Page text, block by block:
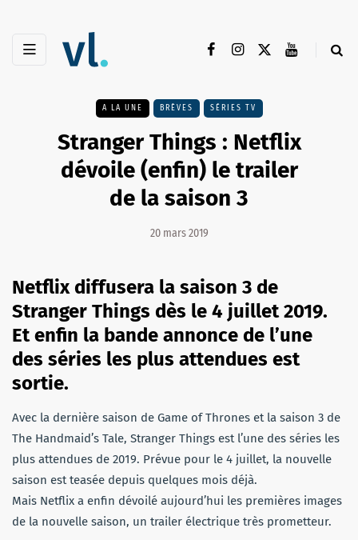
A LA UNE BRÈVES SÉRIES TV
Stranger Things : Netflix
dévoile (enfin) le trailer
de la saison 3
20 mars 2019
Netflix diffusera la saison 3 de
Stranger Things dès le 4 juillet 2019.
Et enfin la bande annonce de l’une
des séries les plus attendues est
sortie.
Avec la dernière saison de Game of Thrones et la saison 3 de
The Handmaid’s Tale, Stranger Things est l’une des séries les
plus attendues de 2019. Prévue pour le 4 juillet, la nouvelle
saison est teasée depuis quelques mois déjà.
Mais Netflix a enfin dévoilé aujourd’hui les premières images
de la nouvelle saison, un trailer électrique très prometteur.